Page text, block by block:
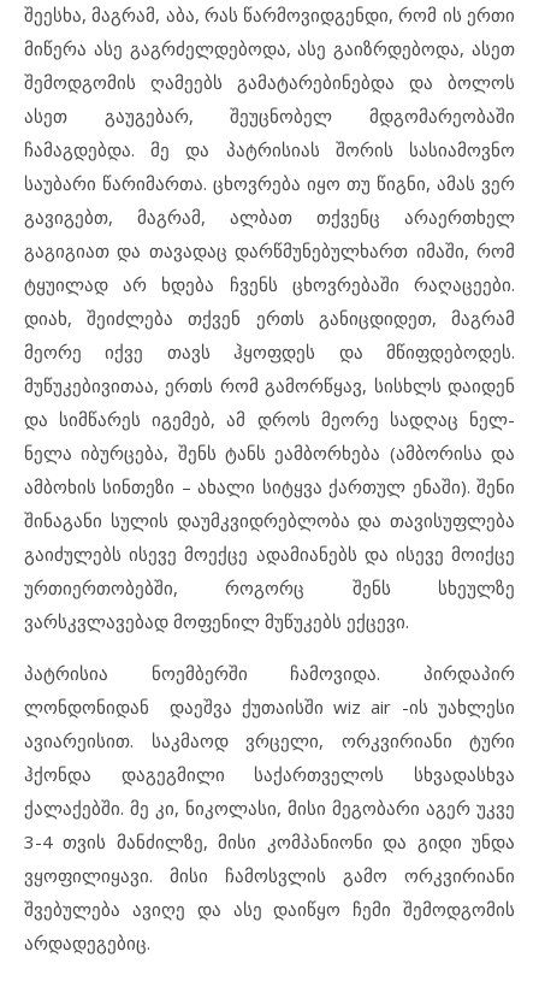
შეესხა, მაგრამ, აბა, რას წარმოვიდგენდი, რომ ის ერთი
მიწერა ასე გაგრძელდებოდა, ასე გაიზრდებოდა, ასეთ
შემოდგომის ღამეებს გამატარებინებდა და ბოლოს
ასეთ გაუგებარ, შეუცნობელ მდგომარეობაში
ჩამაგდებდა. მე და პატრისიას შორის სასიამოვნო
საუბარი წარიმართა. ცხოვრება იყო თუ წიგნი, ამას ვერ
გავიგებთ, მაგრამ, ალბათ თქვენც არაერთხელ
გაგიგიათ და თავადაც დარწმუნებულხართ იმაში, რომ
ტყუილად არ ხდება ჩვენს ცხოვრებაში რაღაცეები.
დიახ, შეიძლება თქვენ ერთს განიცდიდეთ, მაგრამ
მეორე იქვე თავს ჰყოფდეს და მწიფდებოდეს.
მუწუკებივითაა, ერთს რომ გამორწყავ, სისხლს დაიდენ
და სიმწარეს იგემებ, ამ დროს მეორე სადღაც ნელ-
ნელა იბურცება, შენს ტანს ეამბორხება (ამბორისა და
ამბოხის სინთეზი – ახალი სიტყვა ქართულ ენაში). შენი
შინაგანი სულის დაუმკვიდრებლობა და თავისუფლება
გაიძულებს ისევე მოექცე ადამიანებს და ისევე მოიქცე
ურთიერთობებში, როგორც შენს სხეულზე
ვარსკვლავებად მოფენილ მუწუკებს ექცევი.
პატრისია ნოემბერში ჩამოვიდა. პირდაპირ
ლონდონიდან დაეშვა ქუთაისში wiz air -ის უახლესი
ავიარეისით. საკმაოდ ვრცელი, ორკვირიანი ტური
ჰქონდა დაგეგმილი საქართველოს სხვადასხვა
ქალაქებში. მე კი, ნიკოლასი, მისი მეგობარი აგერ უკვე
3-4 თვის მანძილზე, მისი კომპანიონი და გიდი უნდა
ვყოფილიყავი. მისი ჩამოსვლის გამო ორკვირიანი
შვებულება ავიღე და ასე დაიწყო ჩემი შემოდგომის
არდადეგებიც.